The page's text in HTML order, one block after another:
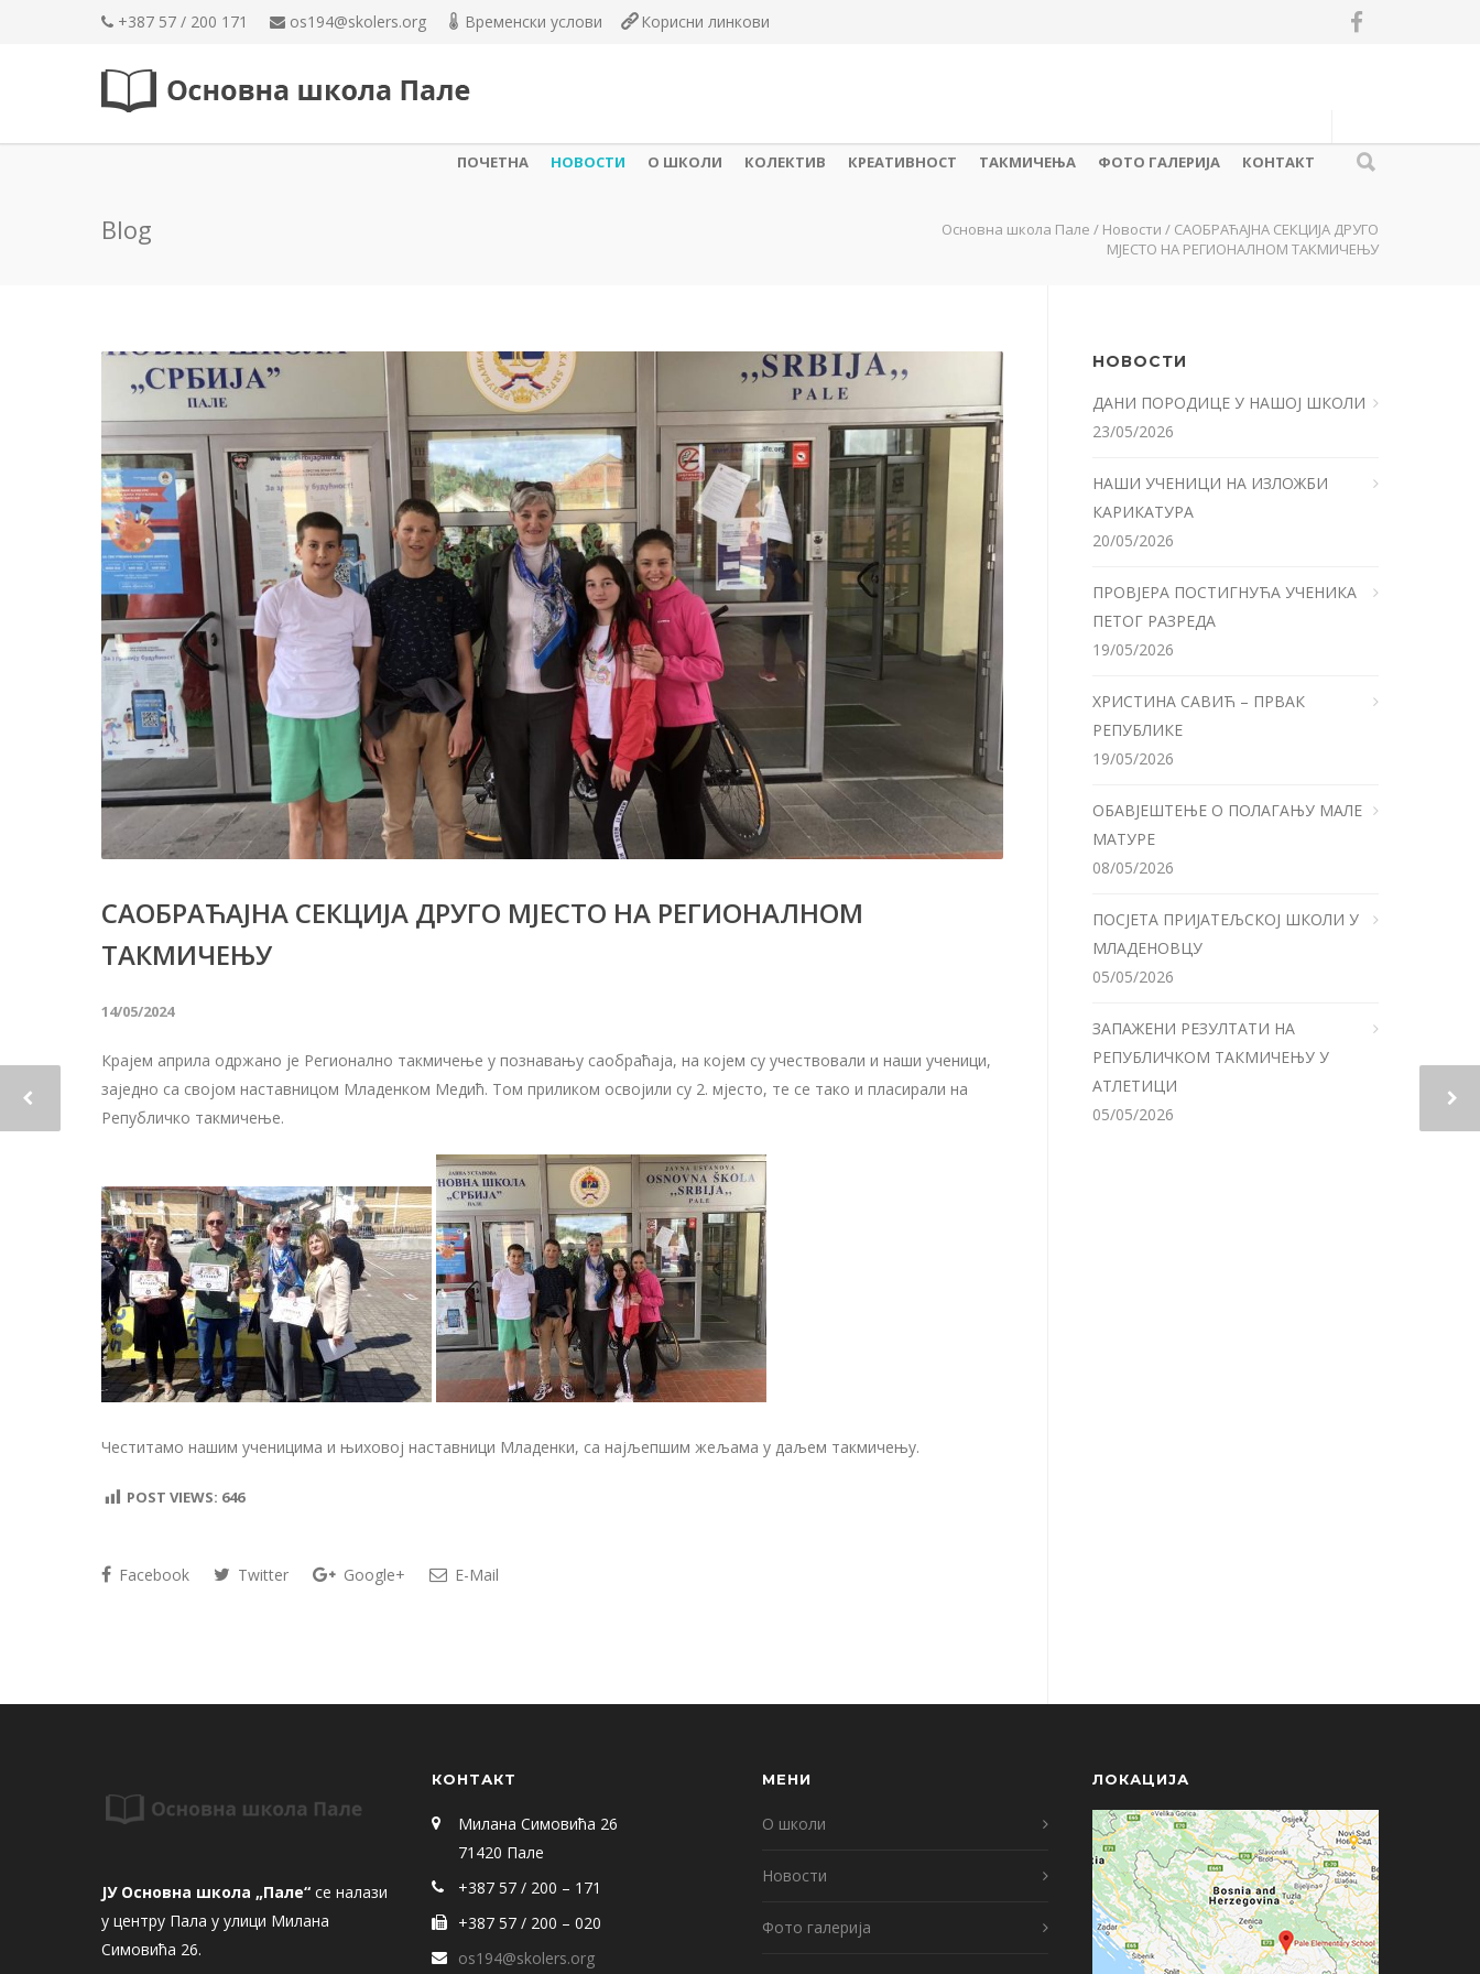
+387 57 / 200 171 os194@skolers.org Временски услови Корисни линкови
ПОЧЕТНА НОВОСТИ О ШКОЛИ КОЛЕКТИВ КРЕАТИВНОСТ ТАКМИЧЕЊА ФОТО ГАЛЕРИЈА КОНТАКТ
Blog Основна школа Пале / Новости / САОБРАЋАЈНА СЕКЦИЈА ДРУГО
МЈЕСТО НА РЕГИОНАЛНОМ ТАКМИЧЕЊУ
САОБРАЋАЈНА СЕКЦИЈА ДРУГО МЈЕСТО НА РЕГИОНАЛНОМ
ТАКМИЧЕЊУ
14/05/2024
Крајем априла одржано је Регионално такмичење у познавању саобраћаја, на којем су учествовали и наши ученици,
заједно са својом наставницом Младенком Медић. Том приликом освојили су 2. мјесто, те се тако и пласирали на
Републичко такмичење.
Честитамо нашим ученицима и њиховој наставници Младенки, са најљепшим жељама у даљем такмичењу.
POST VIEWS: 646
Facebook Twitter Google+ E-Mail
НОВОСТИ
ДАНИ ПОРОДИЦЕ У НАШОЈ ШКОЛИ
23/05/2026
НАШИ УЧЕНИЦИ НА ИЗЛОЖБИ
КАРИКАТУРА
20/05/2026
ПРОВЈЕРА ПОСТИГНУЋА УЧЕНИКА
ПЕТОГ РАЗРЕДА
19/05/2026
ХРИСТИНА САВИЋ – ПРВАК
РЕПУБЛИКЕ
19/05/2026
ОБАВЈЕШТЕЊЕ О ПОЛАГАЊУ МАЛЕ
МАТУРЕ
08/05/2026
ПОСЈЕТА ПРИЈАТЕЉСКОЈ ШКОЛИ У
МЛАДЕНОВЦУ
05/05/2026
ЗАПАЖЕНИ РЕЗУЛТАТИ НА
РЕПУБЛИЧКОМ ТАКМИЧЕЊУ У
АТЛЕТИЦИ
05/05/2026
ЈУ Основна школа „Пале“ се налази
у центру Пала у улици Милана
Симовића 26.
КОНТАКТ
Милана Симовића 26
71420 Пале
+387 57 / 200 – 171
+387 57 / 200 – 020
os194@skolers.org
МЕНИ
О школи
Новости
Фото галерија
ЛОКАЦИЈА